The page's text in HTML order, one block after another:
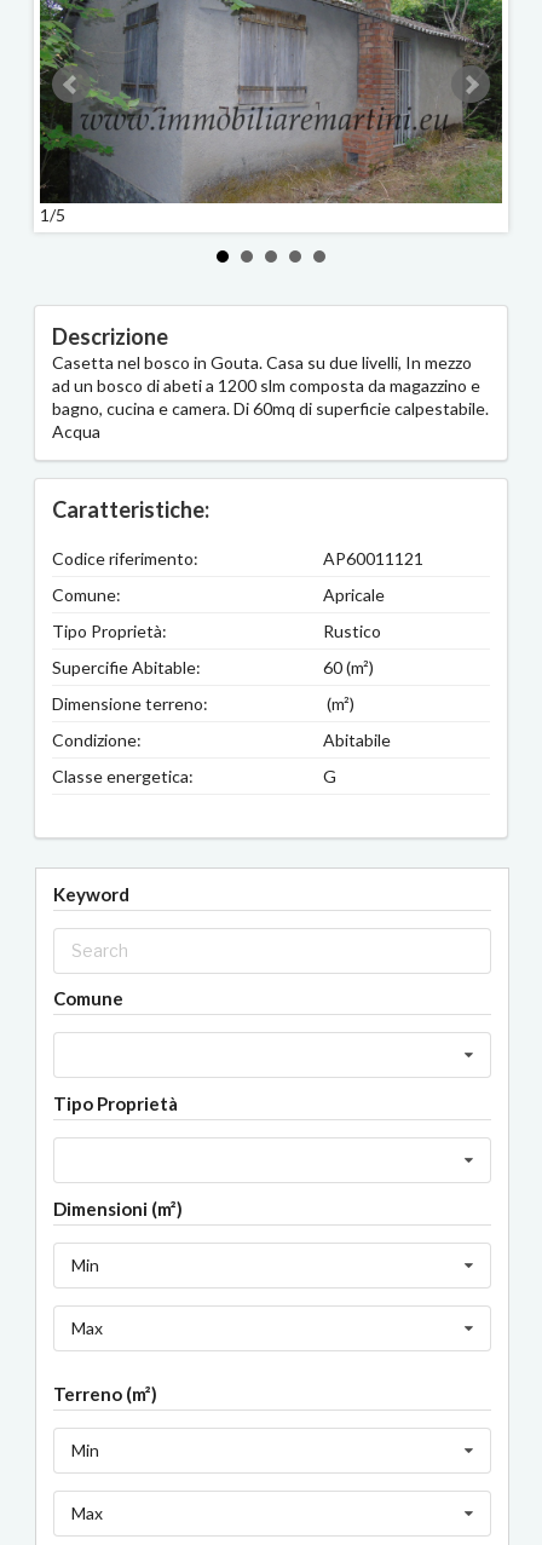
1/5
Descrizione
Casetta nel bosco in Gouta. Casa su due livelli, In mezzo
ad un bosco di abeti a 1200 slm composta da magazzino e
bagno, cucina e camera. Di 60mq di superficie calpestabile.
Acqua
Caratteristiche:
Codice riferimento:
AP60011121
Comune:
Apricale
Tipo Proprietà:
Rustico
Supercifie Abitable:
60 (m²)
Dimensione terreno:
(m²)
Condizione:
Abitabile
Classe energetica:
G
Keyword
Comune
Tipo Proprietà
Dimensioni (m²)
Min
Max
Terreno (m²)
Min
Max